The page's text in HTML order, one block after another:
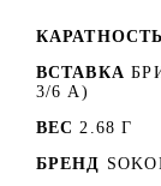
КАРАТНОСТЬ
ВСТАВКА
3/6 А)
ВЕС 2.68 Г
БРЕНД